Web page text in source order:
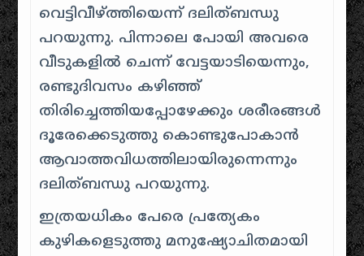
വെട്ടിവീഴ്ത്തിയെന്ന് ദലിത്ബന്ധു
പറയുന്നു. പിന്നാലെ പോയി അവരെ
വീടുകളിൽ ചെന്ന് വേട്ടയാടിയെന്നും,
രണ്ടുദിവസം കഴിഞ്ഞ്
തിരിച്ചെത്തിയപ്പോഴേക്കും ശരീരങ്ങൾ
ദൂരേക്കെടുത്തു കൊണ്ടുപോകാൻ
ആവാത്തവിധത്തിലായിരുന്നെന്നും
ദലിത്ബന്ധു പറയുന്നു.
ഇത്രയധികം പേരെ പ്രത്യേകം
കുഴികളെടുത്തു മനുഷ്യോചിതമായി